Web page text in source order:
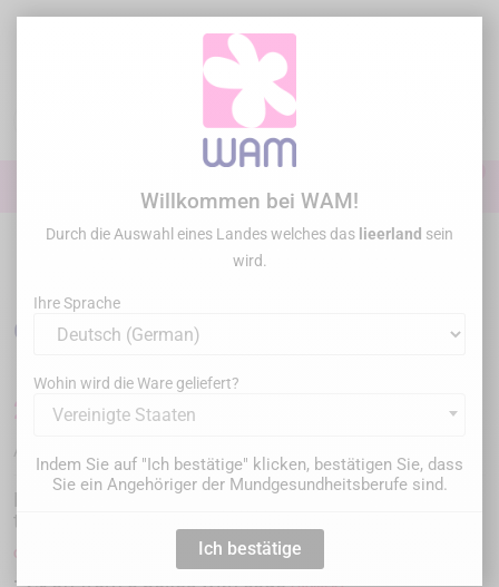
Startseite
BURS - Tungsten carbide Round C1S- x5
GZ BURS - Tungsten carbide Round C1S- x5
24,00 € Bruttopreis
Artikel-Nr. :
Excellent longevity for this tungsten carbide cutter,
thanks to its high-quality cutting capacity.
Quantity Discounts
-4%off from 3 boxes with codeFRAISE04
Willkommen bei WAM!
Durch die Auswahl eines Landes welches das lieerland sein
wird.
Ihre Sprache
Wohin wird die Ware geliefert?
Vereinigte Staaten
Indem Sie auf "Ich bestätige" klicken, bestätigen Sie, dass
Sie ein Angehöriger der Mundgesundheitsberufe sind.
Ich bestätige